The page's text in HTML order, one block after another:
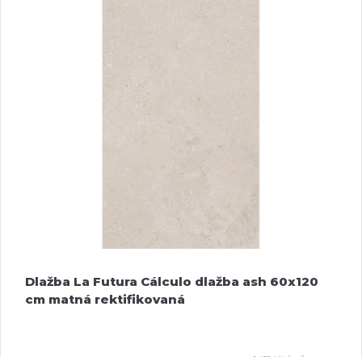
Dlažba La Futura Cálculo dlažba ash 60x120
cm matná rektifikovaná